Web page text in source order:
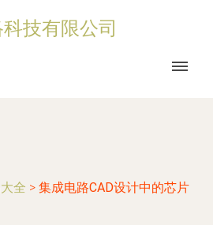
技有限公司
全 > 集成电路CAD设计中的芯片